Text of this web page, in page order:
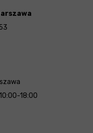
18:00